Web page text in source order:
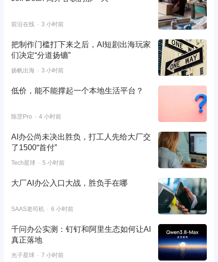
前沿在线 3 小时前
把制作门槛打下来之后，AI短剧出海玩家
们决定“分道扬镳”
扬帆出海 3 小时前
低价，能不能撑起一个本地生活平台？
陈罡Pro 4 小时前
AI办公尚未决出胜负，打工人先给大厂交
了1500“首付”
Tech星球 5 小时前
大厂AI办公入口大战，胜负手在哪
SAAS老司机 6 小时前
千问办公实测：钉钉和阿里生态如何让AI
真正落地
光子星球 7 小时前